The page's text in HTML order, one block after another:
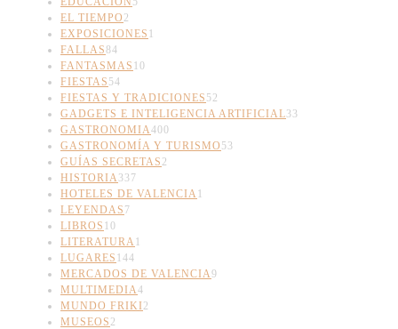
EL TIEMPO 2
EXPOSICIONES 1
FALLAS84
FANTASMAS 10
FIESTAS 54
FIESTAS Y TRADICIONES 52
GADGETS E INTELIGENCIA ARTIFICIAL33
GASTRONOMIA400
GASTRONOMÍA Y TURISMO 53
GUÍAS SECRETAS 2
HISTORIA 337
HOTELES DE VALENCIA 1
LEYENDAS 7
LIBROS 10
LITERATURA 1
LUGARES 144
MERCADOS DE VALENCIA9
MULTIMEDIA4
MUNDO FRIKI2
MUSEOS 2